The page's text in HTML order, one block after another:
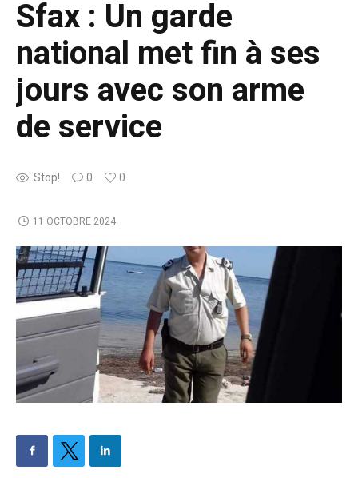
Sfax : Un garde
national met fin à ses
jours avec son arme
de service
Stop! 0 0
11 OCTOBRE 2024